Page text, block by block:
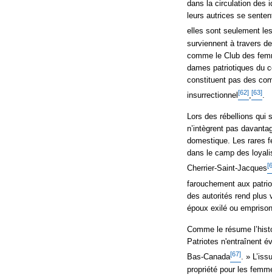
dans la circulation des
leurs autrices se
elles sont seulement
surviennent à travers
comme le Club des
dames patriotiques du
constituent pas des
insurrectionnel [62],[63].
Lors des rébellions qui
n’intègrent pas
domestique. Les rares
dans le camp des
Cherrier-Saint-Jacques
farouchement aux
des autorités rend plus
époux exilé ou
Comme le résume
Patriotes n'entraînent
Bas-Canada[67]. »
propriété pour les